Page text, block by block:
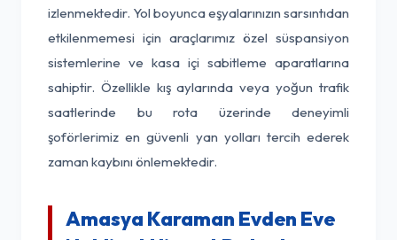
izlenmektedir. Yol boyunca eşyalarınızın sarsıntıdan
etkilenmemesi için araçlarımız özel süspansiyon
sistemlerine ve kasa içi sabitleme aparatlarına
sahiptir. Özellikle kış aylarında veya yoğun trafik
saatlerinde bu rota üzerinde deneyimli
şoförlerimiz en güvenli yan yolları tercih ederek
zaman kaybını önlemektedir.
Amasya Karaman Evden Eve